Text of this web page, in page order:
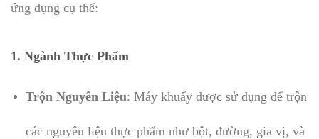
ứng dụng cụ thể:
1. Ngành Thực Phẩm
Trộn Nguyên Liệu: Máy khuấy được sử dụng để trộn
các nguyên liệu thực phẩm như bột, đường, gia vị, và